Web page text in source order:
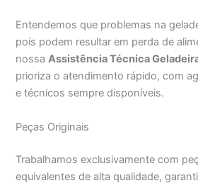
Entendemos que problemas na
pois podem resultar em perda de
nossaAssistência Técnica
prioriza o atendimento rápido, com
e técnicos sempre disponíveis.
Peças Originais
Trabalhamos exclusivamente com
equivalentes de alta qualidade,